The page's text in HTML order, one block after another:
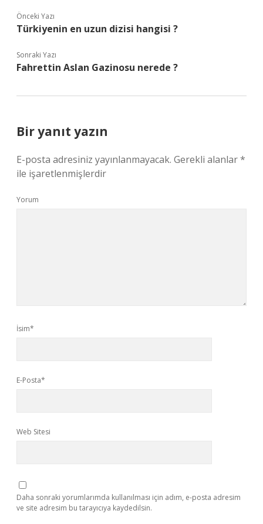
Önceki Yazı
Türkiyenin en uzun dizisi hangisi ?
Sonraki Yazı
Fahrettin Aslan Gazinosu nerede ?
Bir yanıt yazın
E-posta adresiniz yayınlanmayacak. Gerekli alanlar*
ile işaretlenmişlerdir
Yorum
İsim*
E-Posta*
Web Sitesi
Daha sonraki yorumlarımda kullanılması için adım, e-posta adresim
ve site adresim bu tarayıcıya kaydedilsin.